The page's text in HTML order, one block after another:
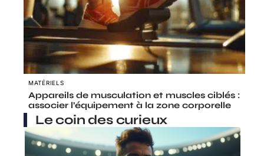
MATÉRIELS
Appareils de musculation et muscles ciblés :
associer l’équipement à la zone corporelle
Le coin des curieux